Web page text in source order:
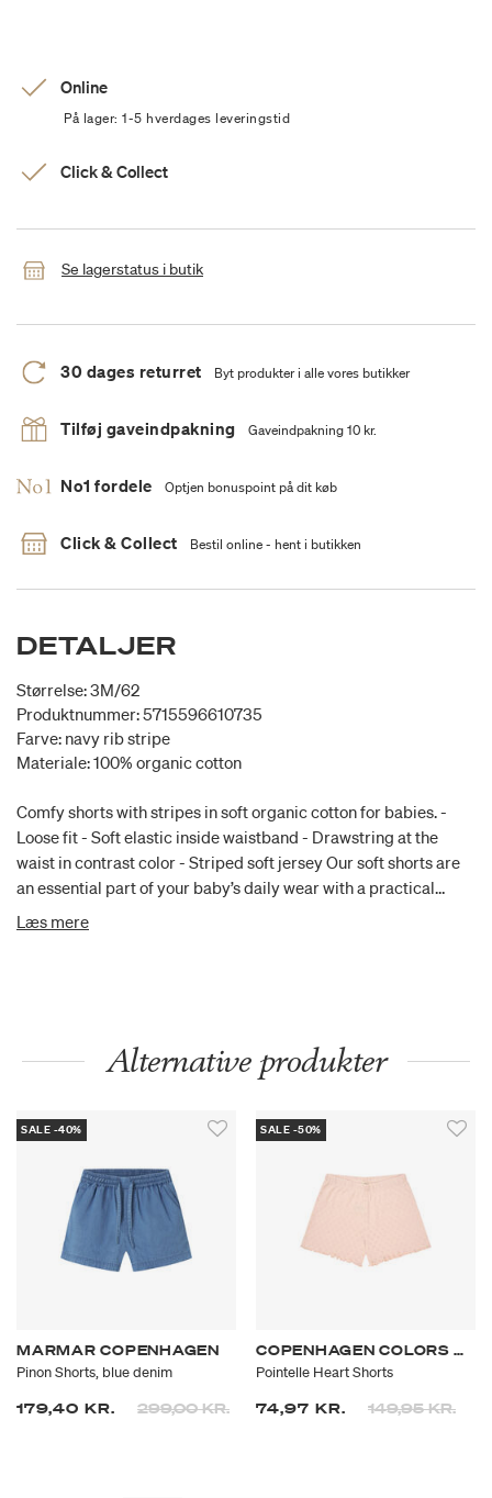
Online
På lager: 1-5 hverdages leveringstid
Click & Collect
Se lagerstatus i butik
30 dages returret Byt produkter i alle vores butikker
Tilføj gaveindpakning Gaveindpakning 10 kr.
No1 fordele Optjen bonuspoint på dit køb
Click & Collect Bestil online - hent i butikken
DETALJER
Størrelse: 3M/62
Produktnummer: 5715596610735
Farve: navy rib stripe
Materiale: 100% organic cotton
Comfy shorts with stripes in soft organic cotton for babies. -
Loose fit - Soft elastic inside waistband - Drawstring at the
waist in contrast color - Striped soft jersey Our soft shorts are
an essential part of your baby’s daily wear with a practical
elastic at the waist. The shorts have a relaxed fit around the
Læs mere
Alternative produkter
SALE -40%
MARMAR COPENHAGEN
Pinon Shorts, blue denim
179,40 KR.
Prisen er nedsat fra
299,00 KR.til
SALE -50%
COPENHAGEN COLORS ORGANICS
Pointelle Heart Shorts
74,97 KR.
Prisen er
149,95 KR.til